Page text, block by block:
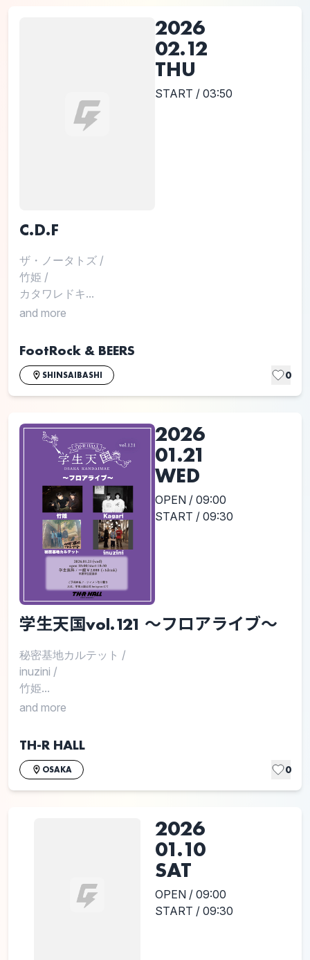
2026
02.12
THU
START / 03:50
C.D.F
ザ・ノータトズ /
竹姫 /
カタワレドキ...
and more
FootRock & BEERS
SHINSAIBASHI 0
2026
01.21
WED
OPEN / 09:00
START / 09:30
学生天国vol.121 〜フロアライブ〜
秘密基地カルテット /
inuzini /
竹姫...
and more
TH-R HALL
OSAKA 0
2026
01.10
SAT
OPEN / 09:00
START / 09:30